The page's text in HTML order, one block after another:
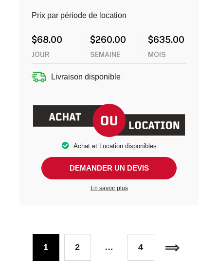
Prix par période de location
$68.00
JOUR
$260.00
SEMAINE
$635.00
MOIS
Livraison disponible
Achat et Location disponibles
DEMANDER UN DEVIS
En savoir plus
1 2 … 4